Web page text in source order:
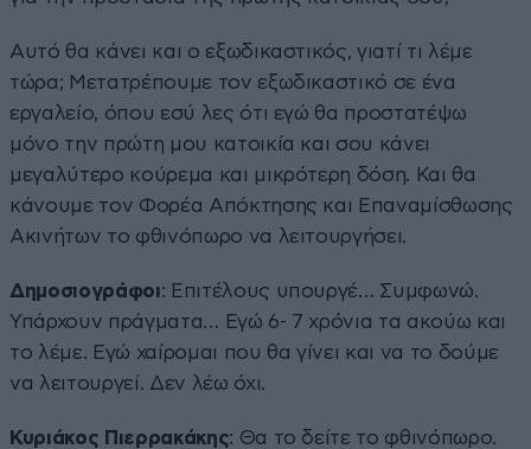
Αυτό θα κάνει και ο εξωδικαστικός, γιατί τι λέμε
τώρα; Μετατρέπουμε τον εξωδικαστικό σε ένα
εργαλείο, όπου εσύ λες ότι εγώ θα προστατέψω
μόνο την πρώτη μου κατοικία και σου κάνει
μεγαλύτερο κούρεμα και μικρότερη δόση. Και θα
κάνουμε τον Φορέα Απόκτησης και Επαναμίσθωσης
Ακινήτων το φθινόπωρο να λειτουργήσει.
Δημοσιογράφοι: Επιτέλους υπουργέ… Συμφωνώ.
Υπάρχουν πράγματα… Εγώ 6- 7 χρόνια τα ακούω και
το λέμε. Εγώ χαίρομαι που θα γίνει και να το δούμε
να λειτουργεί. Δεν λέω όχι.
Κυριάκος Πιερρακάκης: Θα το δείτε το φθινόπωρο.